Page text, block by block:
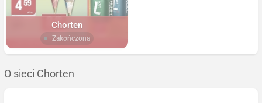
Chorten
Zakończona
O sieci Chorten